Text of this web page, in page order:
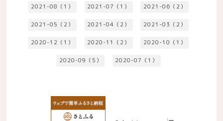
2021-08（1） 2021-07（1） 2021-06（2）
2021-05（2） 2021-04（2） 2021-03（2）
2020-12（1） 2020-11（2） 2020-10（1）
2020-09（5） 2020-07（1）